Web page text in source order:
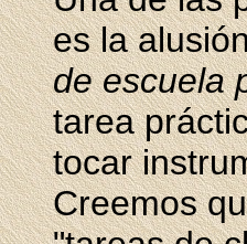
es la
de escuela
tarea
tocar
Creemos